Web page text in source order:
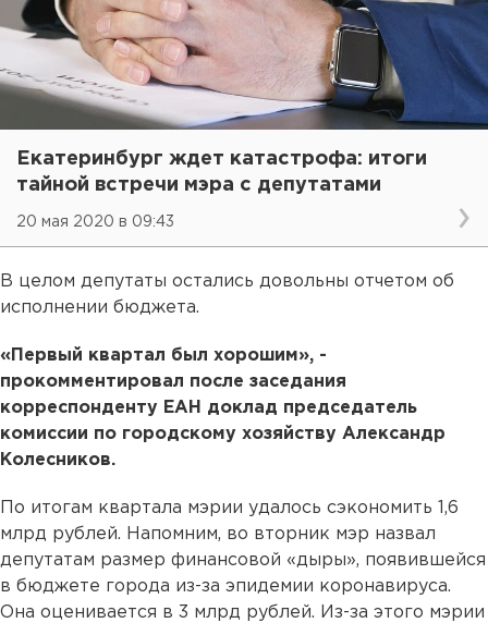
Екатеринбург ждет катастрофа: итоги
тайной встречи мэра с депутатами
20 мая 2020 в 09:43
В целом депутаты остались довольны отчетом об
исполнении бюджета.
«Первый квартал был хорошим», -
прокомментировал после заседания
корреспонденту ЕАН доклад председатель
комиссии по городскому хозяйству Александр
Колесников.
По итогам квартала мэрии удалось сэкономить 1,6
млрд рублей. Напомним, во вторник мэр назвал
депутатам размер финансовой «дыры», появившейся
в бюджете города из-за эпидемии коронавируса.
Она оценивается в 3 млрд рублей. Из-за этого мэрии